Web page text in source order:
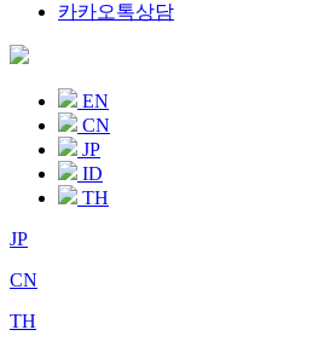
카카오톡상담
EN
CN
JP
ID
TH
JP
CN
TH